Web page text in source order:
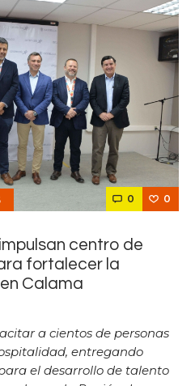
0 0
centro de
fortalecer la
Calama
a cientos de personas
entregando
el desarrollo de talento